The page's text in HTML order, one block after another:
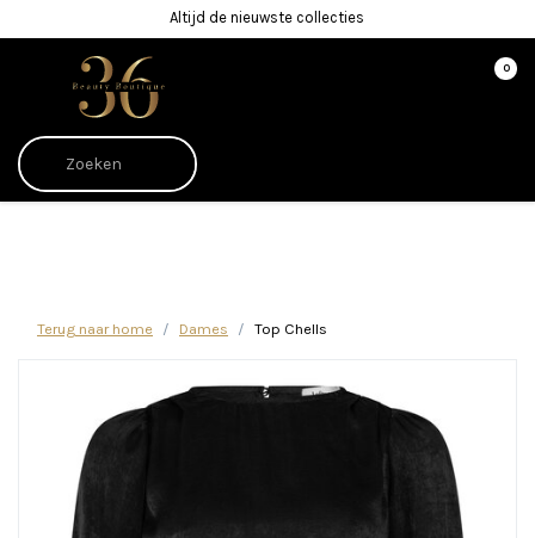
Altijd de nieuwste collecties
0
Terug naar home Dames Top Chells